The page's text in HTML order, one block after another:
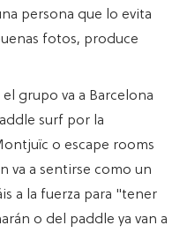
persona que lo evita
fotos, produce
el grupo va a Barcelona
surf por la
o escape rooms
va a sentirse como un
a la fuerza para "tener
o del paddle ya van a